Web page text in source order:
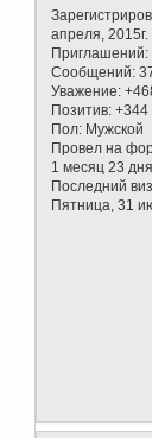
апреля, 2015г.
Приглашений:
Сообщений:
Уважение:
Позитив: +344
Пол: Мужской
Провел на
1 месяц 23 дня
Последний
Пятница, 31